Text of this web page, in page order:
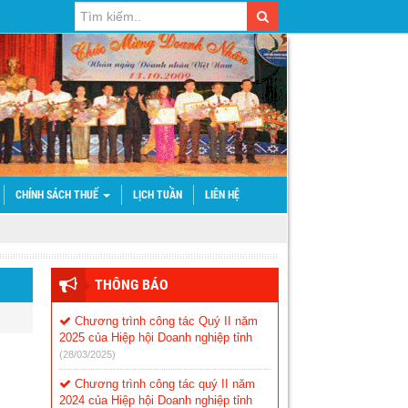
CHÍNH SÁCH THUẾ LỊCH TUẦN LIÊN HỆ
THÔNG BÁO
Chương trình công tác Quý II năm
2025 của Hiệp hội Doanh nghiệp tỉnh
(28/03/2025)
Chương trình công tác quý II năm
2024 của Hiệp hội Doanh nghiệp tỉnh